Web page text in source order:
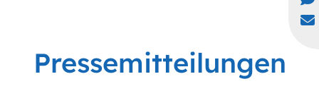
Pressemitteilungen